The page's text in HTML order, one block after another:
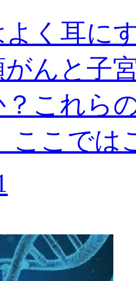
く耳に
がんと子
これら
ここでは